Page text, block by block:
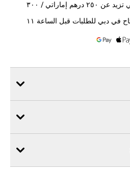
توصيل مجاني للطلبات التي تزيد عن ٢٥٠ درهم إماراتي / ٣٠٠
التوصيل في نفس اليوم متاح في دبي للطلبات قبل الساعة ١١